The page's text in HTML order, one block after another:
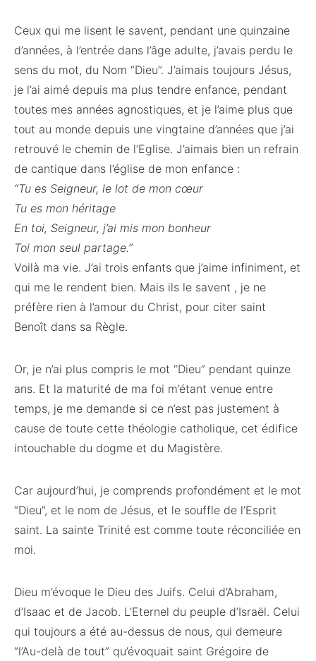
Ceux qui me lisent le savent, pendant une quinzaine
d’années, à l’entrée dans l’âge adulte, j’avais perdu le
sens du mot, du Nom “Dieu”. J’aimais toujours Jésus,
je l’ai aimé depuis ma plus tendre enfance, pendant
toutes mes années agnostiques, et je l’aime plus que
tout au monde depuis une vingtaine d’années que j’ai
retrouvé le chemin de l’Eglise. J’aimais bien un refrain
de cantique dans l’église de mon enfance :
“Tu es Seigneur, le lot de mon cœur
Tu es mon héritage
En toi, Seigneur, j’ai mis mon bonheur
Toi mon seul partage.”
Voilà ma vie. J’ai trois enfants que j’aime infiniment, et
qui me le rendent bien. Mais ils le savent , je ne
préfère rien à l’amour du Christ, pour citer saint
Benoît dans sa Règle.
Or, je n’ai plus compris le mot “Dieu” pendant quinze
ans. Et la maturité de ma foi m’étant venue entre
temps, je me demande si ce n’est pas justement à
cause de toute cette théologie catholique, cet édifice
intouchable du dogme et du Magistère.
Car aujourd’hui, je comprends profondément et le mot
“Dieu”, et le nom de Jésus, et le souffle de l’Esprit
saint. La sainte Trinité est comme toute réconciliée en
moi.
Dieu m’évoque le Dieu des Juifs. Celui d’Abraham,
d’Isaac et de Jacob. L’Eternel du peuple d’Israël. Celui
qui toujours a été au-dessus de nous, qui demeure
“l’Au-delà de tout” qu’évoquait saint Grégoire de